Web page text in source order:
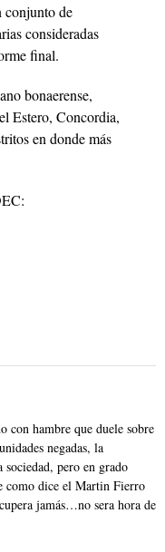
conjunto de
consideradas
final.
bonaerense,
Estero, Concordia,
en donde más
con hambre que duele sobre
negadas, la
sociedad, pero en grado
como dice el Martin Fierro
jamás…no sera hora de